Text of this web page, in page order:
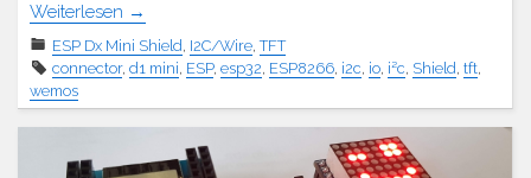
Weiterlesen →
ESP Dx Mini Shield, I2C/Wire,TFT
connector, d1 mini, ESP, esp32, ESP8266, i2c, io, i²c, Shield, tft,
wemos